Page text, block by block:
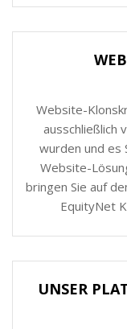
Website-
ausschließlich
wurden und es
Website-
bringen Sie auf
EquityNet
UNSER